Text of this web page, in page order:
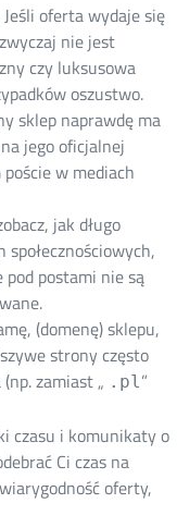
oferta wydaje się
nie jest
czy luksusowa
oszustwo.
sklep naprawdę ma
jego oficjalnej
w mediach
jak długo
postami nie są
(domenę) sklepu,
strony często
zamiast „ .pl ”
czasu i komunikaty o
Ci czas na
oferty,